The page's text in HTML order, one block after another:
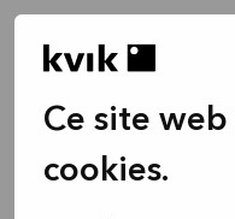
Ce site
cookies.